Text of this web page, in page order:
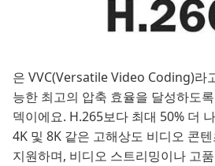
은 VVC(Versatile Video Coding)라
능한 최고의 압축 효율을 달성하도
덱이에요. H.265보다 최대 50% 더
4K 및 8K 같은 고해상도 비디오 콘
지원하며, 비디오 스트리밍이나 고